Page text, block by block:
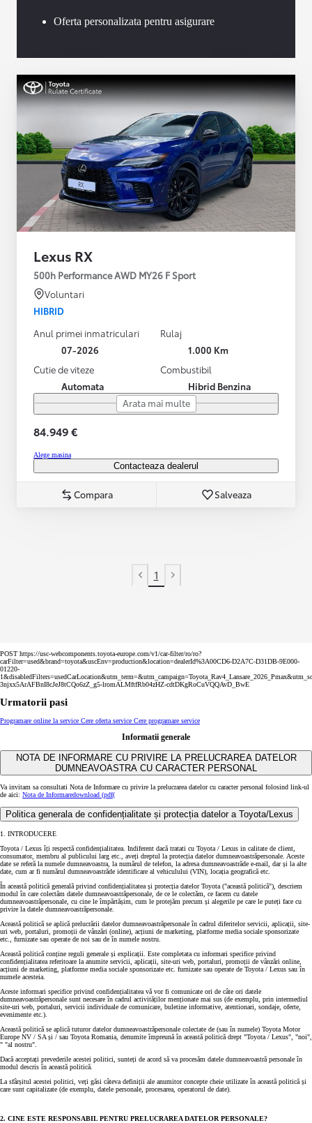
Oferta personalizata pentru asigurare
Lexus RX
500h Performance AWD MY26 F Sport
Voluntari
HIBRID
Anul primei inmatriculari
07-2026
Rulaj
1.000 Km
Cutie de viteze
Automata
Combustibil
Hibrid Benzina
Arata mai multe
84.949 €
Alege masina
Contacteaza dealerul
Compara Salveaza
Previous page
1
Next page
POST https://usc-webcomponents.toyota-europe.com/v1/car-filter/ro/ro?
carFilter=used&brand=toyota&uscEnv=production&location=dealerId%3A00CD6-D2A7C-D31DB-9E000-
01220-
3njxx5ArAFBnI8cJeJ8tCQo6zZ_g5-lromALMftfRb04zHZ-cdtDKgRoCuVQQAvD_BwE
Urmatorii pasi
Programare online la service Cere oferta service Cere programare service
Informatii generale
NOTA DE INFORMARE CU PRIVIRE LA PRELUCRAREA DATELOR
DUMNEAVOASTRA CU CARACTER PERSONAL
Va invitam sa consultati Nota de Informare cu privire la prelucrarea datelor cu caracter personal folosind link-ul
de aici: Nota de Informaredownload (pdf(
Politica generala de confidențialitate și protecția datelor a Toyota/Lexus
1. INTRODUCERE
Toyota / Lexus îți respectă confidențialitatea. Indiferent dacă tratati cu Toyota / Lexus in calitate de client,
consumator, membru al publicului larg etc., aveți dreptul la protecția datelor dumneavoastrăpersonale. Aceste
date se referă la numele dumneavoastra, la numărul de telefon, la adresa dumneavoastrăde e-mail, dar și la alte
date, cum ar fi numărul dumneavoastrăde identificare al vehiculului (VIN), locația geografică etc.
În această politică generală privind confidențialitatea și protecția datelor Toyota ("această politică"), descriem
modul în care colectăm datele dumneavoastrăpersonale, de ce le colectăm, ce facem cu datele
dumneavoastrăpersonale, cu cine le împărtășim, cum le protejăm precum și alegerile pe care le puteți face cu
privire la datele dumneavoastrăpersonale.
Această politică se aplică prelucrării datelor dumneavoastrăpersonale în cadrul diferitelor servicii, aplicații, site-
uri web, portaluri, promoții de vânzări (online), acțiuni de marketing, platforme media sociale sponsorizate
etc., furnizate sau operate de noi sau de în numele nostru.
Această politică conține reguli generale și explicații. Este completata cu informari specifice privind
confidențialitatea referitoare la anumite servicii, aplicații, site-uri web, portaluri, promoții de vânzări online,
acțiuni de marketing, platforme media sociale sponsorizate etc. furnizate sau operate de Toyota / Lexus sau în
numele acesteia.
Aceste informari specifice privind confidențialitatea vă vor fi comunicate ori de câte ori datele
dumneavoastrăpersonale sunt necesare în cadrul activităților menționate mai sus (de exemplu, prin intermediul
site-uri web, portaluri, servicii individuale de comunicare, buletine informative, atentionari, sondaje, oferte,
evenimente etc.).
Această politică se aplică tuturor datelor dumneavoastrăpersonale colectate de (sau în numele) Toyota Motor
Europe NV / SA și / sau Toyota Romania, denumite împreună în această politică drept "Toyota / Lexus", "noi",
" "al nostru".
Dacă acceptați prevederile acestei politici, sunteți de acord să va procesăm datele dumneavoastră personale în
modul descris în această politică.
La sfârșitul acestei politici, veți găsi câteva definiții ale anumitor concepte cheie utilizate în această politică și
care sunt capitalizate (de exemplu, datele personale, procesarea, operatorul de date).
2. CINE ESTE RESPONSABIL PENTRU PRELUCRAREA DATELOR PERSONALE?